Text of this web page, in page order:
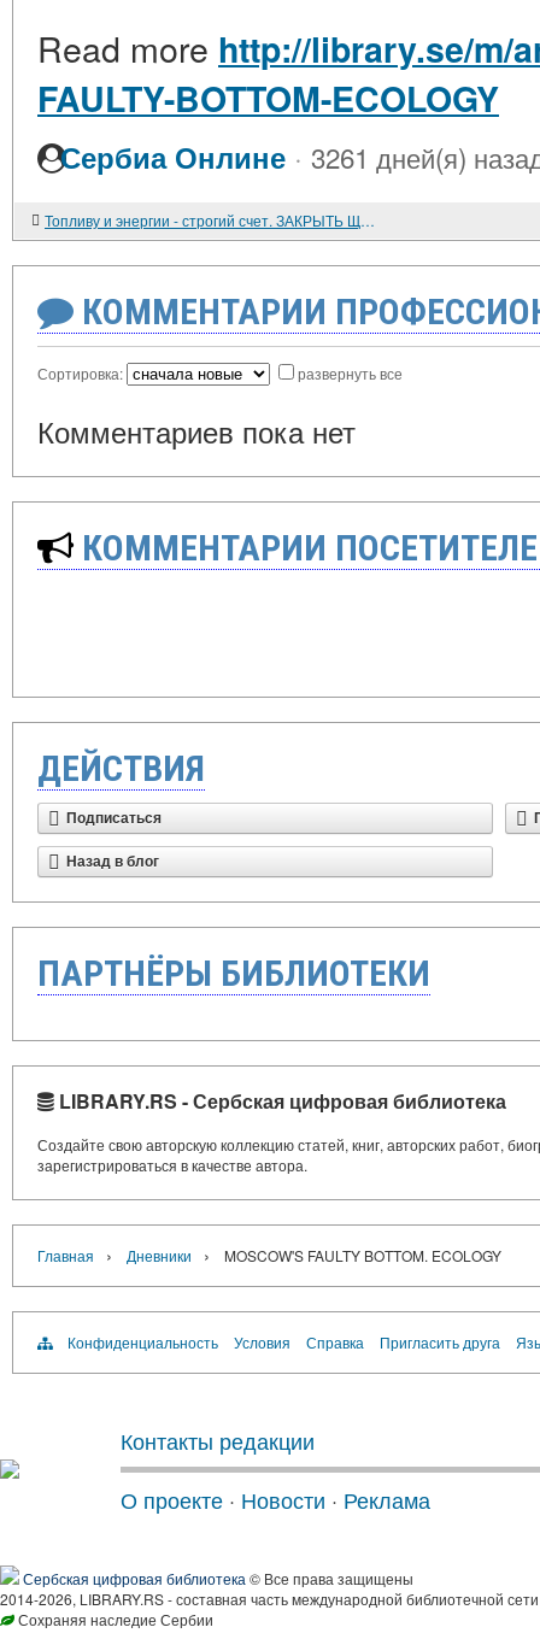
Read more http://library.se/m/
FAULTY-BOTTOM-ECOLOGY
Сербиа Онлине · 3261 дней(я)
Топливу и энергии - строгий счет. ЗАКРЫТЬ ЩЕЛИ, ЧЕРЕЗ КОТОРЫЕ УХОДИТ ТЕПЛО
КОММЕНТАРИИ
Сортировка: развернуть все
Комментариев пока нет
КОММЕНТАРИИ
ДЕЙСТВИЯ
Подписаться
Назад в блог
ПАРТНЁРЫ БИБЛИОТЕКИ
LIBRARY.RS - Сербская цифровая библиотека
Создайте свою авторскую коллекцию статей, книг, авторских работ,
зарегистрироваться в качестве автора.
Главная › Дневники › MOSCOW'S FAULTY BOTTOM. ECOLOGY
Конфиденциальность Условия Справка Пригласить друга
Контакты редакции
О проекте · Новости · Реклама
Сербская цифровая библиотека © Все права защищены
2014-2026, LIBRARY.RS - составная часть международной библиотечной
Сохраняя наследие Сербии